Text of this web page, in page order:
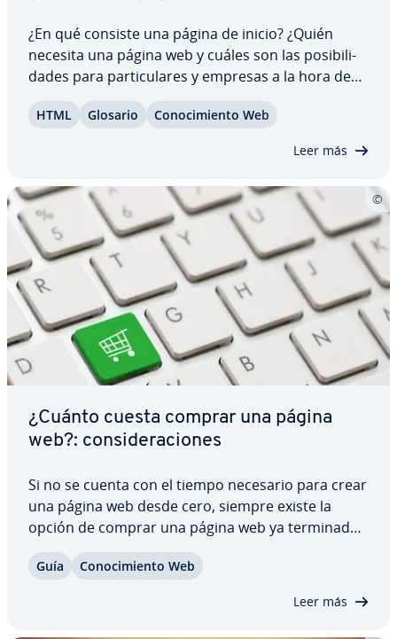
¿En qué consiste una página de inicio? ¿Quién
necesita una página web y cuáles son las po­si­bi­li­
da­des para pa­r­ti­cu­la­res y empresas a la hora de
poner en marcha un proyecto en Internet? En los
últimos años se han creado sistemas de gestión
HTML Glosario Co­no­ci­mie­n­to Web
Leer más
¿Cuánto cuesta comprar una página
web?: co­n­si­de­ra­cio­nes
Si no se cuenta con el tiempo necesario para crear
una página web desde cero, siempre existe la
opción de comprar una página web ya terminada.
recibir ca­ra­c­te­rí­s­ti­cas como bases de datos,
Guía Co­no­ci­mie­n­to Web
Leer más